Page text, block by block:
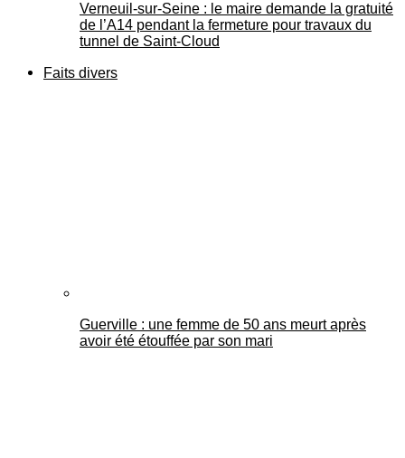
Verneuil-sur-Seine : le maire demande la gratuité
de l’A14 pendant la fermeture pour travaux du
tunnel de Saint-Cloud
Faits divers
Guerville : une femme de 50 ans meurt après
avoir été étouffée par son mari